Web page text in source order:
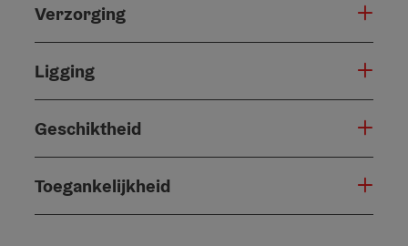
Verzorging
Ligging
Geschiktheid
Toegankelijkheid